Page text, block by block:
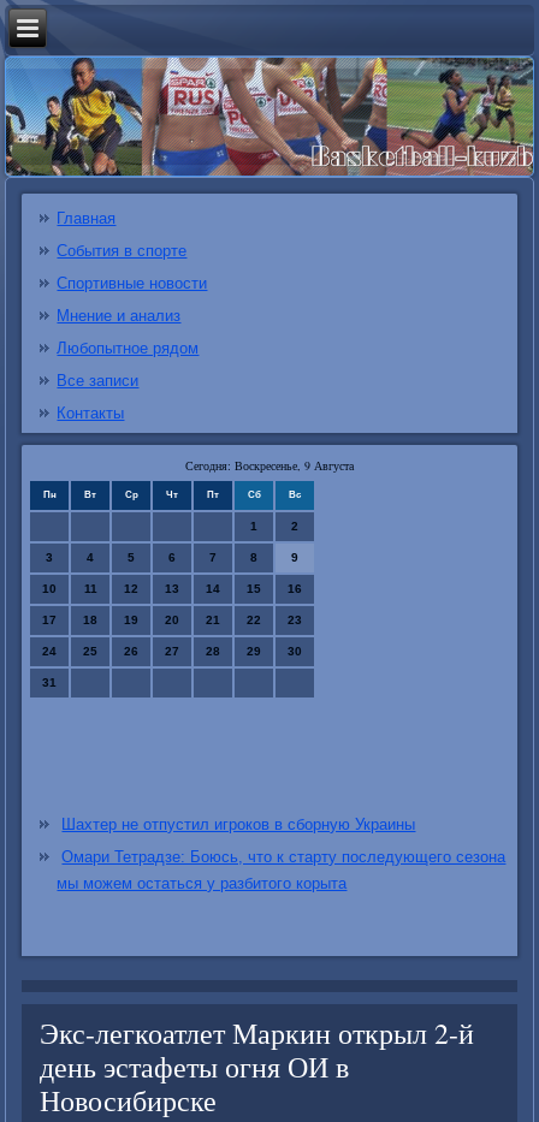
Главная
События в спорте
Спортивные новости
Мнение и анализ
Любопытное рядом
Все записи
Контакты
Сегодня: Воскресенье, 9 Августа
Пн Вт Ср Чт Пт Сб Вс
1 2
3 4 5 6 7 8 9
10 11 12 13 14 15 16
17 18 19 20 21 22 23
24 25 26 27 28 29 30
31
Шахтер не отпустил игроков в сборную Украины
Омари Тетрадзе: Боюсь, что к старту последующего сезона
мы можем остаться у разбитого корыта
Экс-легкоатлет Маркин открыл 2-й
день эстафеты огня ОИ в
Новосибирске